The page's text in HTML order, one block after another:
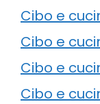
Cibo e
Cibo e
Cibo e
Cibo e